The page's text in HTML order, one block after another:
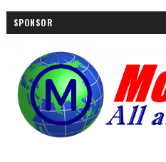
SPONSOR